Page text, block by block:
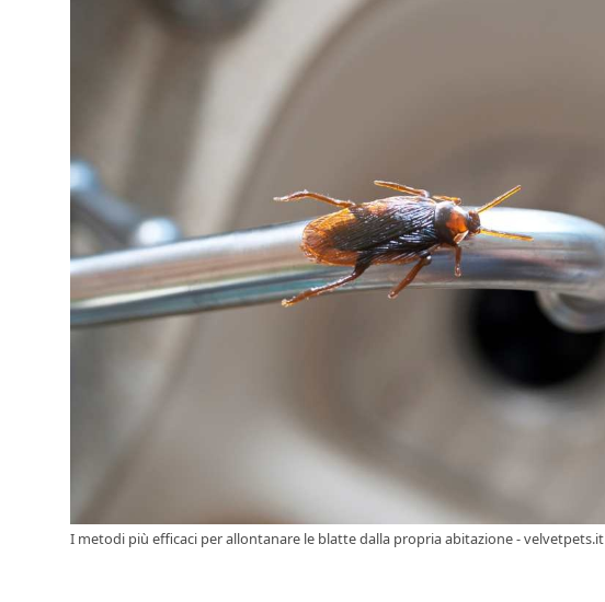
I metodi più efficaci per allontanare le blatte dalla propria abitazione - velvetpets.it